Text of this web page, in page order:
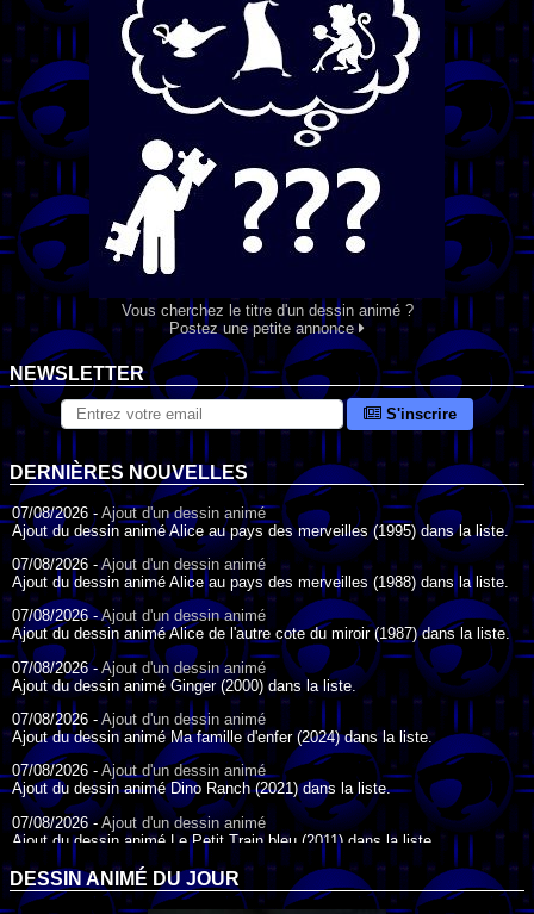
Vous cherchez le titre d'un dessin animé ?
Postez une petite annonce
NEWSLETTER
S'inscrire
DERNIÈRES NOUVELLES
07/08/2026 - Ajout d'un dessin animé
Ajout du dessin animé Alice au pays des merveilles (1995) dans la liste.
07/08/2026 -Ajout d'un dessin animé
Ajout du dessin animé Alice au pays des merveilles (1988) dans la liste.
07/08/2026 -Ajout d'un dessin animé
Ajout du dessin animé Alice de l'autre cote du miroir (1987) dans la liste.
07/08/2026 -Ajout d'un dessin animé
Ajout du dessin animé Ginger (2000) dans la liste.
07/08/2026 - Ajout d'un dessin animé
Ajout du dessin animé Ma famille d'enfer (2024) dans la liste.
07/08/2026 - Ajout d'un dessin animé
Ajout du dessin animé Dino Ranch (2021) dans la liste.
07/08/2026 -Ajout d'un dessin animé
Ajout du dessin animé Le Petit Train bleu (2011) dans la liste.
07/08/2026 - Ajout d'un dessin animé
Ajout du dessin animé Agent Spécial Oso (2009) dans la liste.
DESSIN ANIMÉ DU JOUR